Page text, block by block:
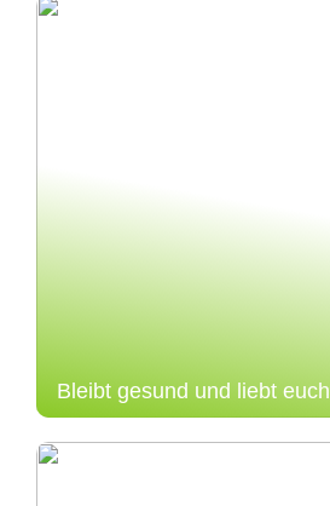
Bleibt gesund und liebt euch